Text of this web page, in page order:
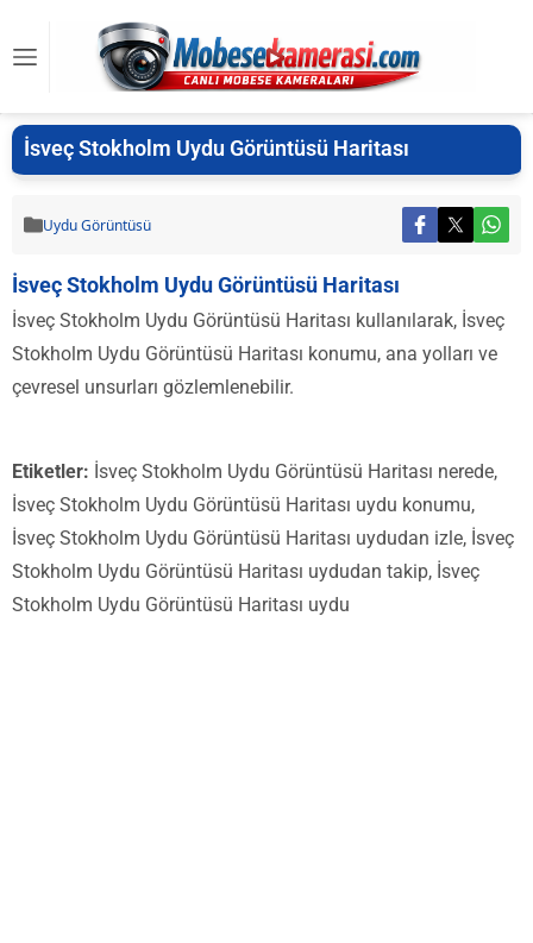
İsveç Stokholm Uydu Görüntüsü Haritası
Uydu Görüntüsü
İsveç Stokholm Uydu Görüntüsü Haritası
İsveç Stokholm Uydu Görüntüsü Haritası kullanılarak, İsveç
Stokholm Uydu Görüntüsü Haritası konumu, ana yolları ve
çevresel unsurları gözlemlenebilir.
Etiketler: İsveç Stokholm Uydu Görüntüsü Haritası nerede,
İsveç Stokholm Uydu Görüntüsü Haritası uydu konumu,
İsveç Stokholm Uydu Görüntüsü Haritası uydudan izle, İsveç
Stokholm Uydu Görüntüsü Haritası uydudan takip, İsveç
Stokholm Uydu Görüntüsü Haritası uydu